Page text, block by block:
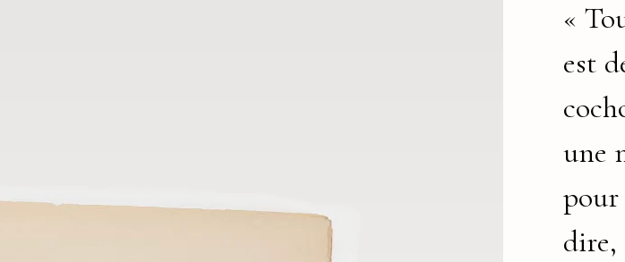
«
est
une
dire,